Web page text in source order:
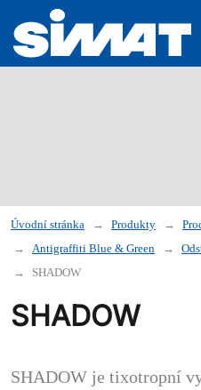
Úvodní stránka Produkty
Antigraffiti Blue & Green
SHADOW
SHADOW
SHADOW je tixotropní